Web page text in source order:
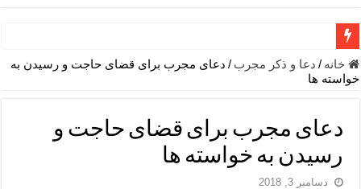
دعای جلب محبت فوری معشوق – دعای جلب محبت شوهر
دعای مشکل گشا برای رفع فقر – ذکرهای روزی‌ بخش
معجزات دعای یا من اظهر الجمیل – دعای یا من اظهر الجمیل برای
مهم ترین اذکار الهی و فضیلت آن ها – ذکر مخصوص مستجاب الدعوه
دعا برای ترس بچه ها در خواب – دعای ترس و بی خوابی کودکان
خانه / دعا و ذکر مجرب / دعای مجرب برای قضای حاجت و رسیدن به
خواسته ها
دعای مجرب برای قضای حاجت و
رسیدن به خواسته ها
دسامبر 3, 2018